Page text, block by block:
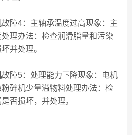
4：主轴承温度过高现象：主
理办法：检查润滑脂量和污染
并处理。
故障5：处理能力下降现象：电机
碎机少量溢物料处理办法：检
否损坏，并处理。